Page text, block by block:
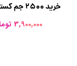
خرید 2500 جم کستل کراش
3,900,000 تومان